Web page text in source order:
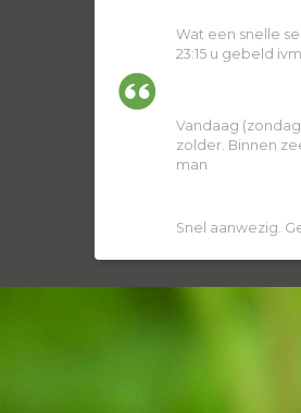
Wat een snelle
23:15 u gebeld
Vandaag
zolder. Binnen
man
Snel aanwezig.